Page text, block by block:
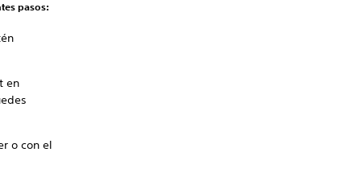
pasos:
en
o con el